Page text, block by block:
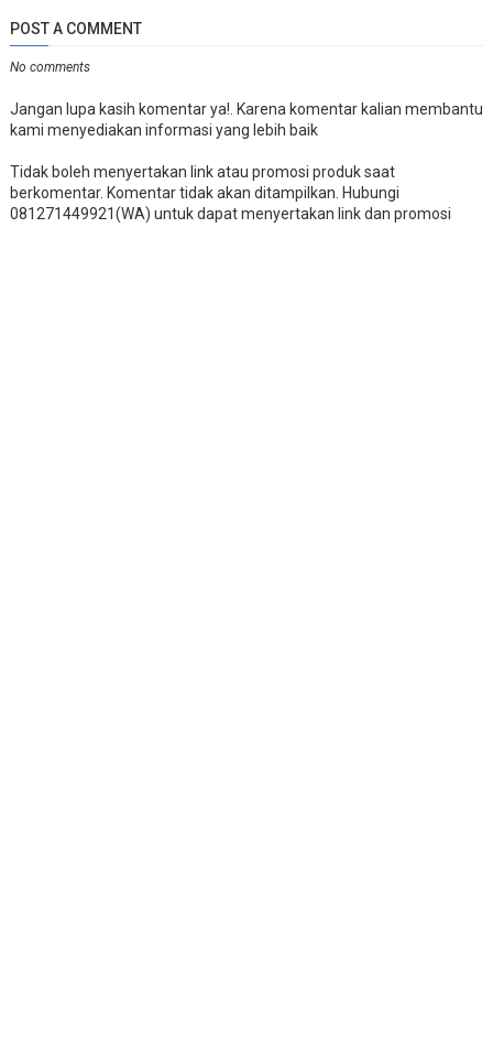
POST A COMMENT
No comments
Jangan lupa kasih komentar ya!. Karena komentar kalian membantu
kami menyediakan informasi yang lebih baik
Tidak boleh menyertakan link atau promosi produk saat
berkomentar. Komentar tidak akan ditampilkan. Hubungi
081271449921(WA) untuk dapat menyertakan link dan promosi